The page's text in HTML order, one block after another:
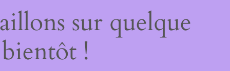
sur quelque
!